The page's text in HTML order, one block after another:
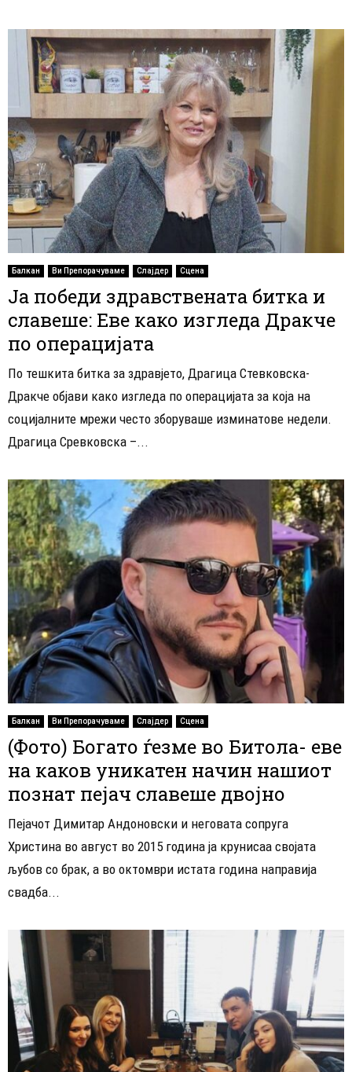
Балкан Ви Препорачуваме Слајдер Сцена
Ја победи здравствената битка и
славеше: Еве како изгледа Дракче
по операцијата
По тешкита битка за здравјето, Драгица Стевковска-
Дракче објави како изгледа по операцијата за која на
социјалните мрежи често зборуваше изминатове недели.
Драгица Сревковска –...
Балкан Ви Препорачуваме Слајдер Сцена
(Фото) Богато ѓезме во Битола- еве
на каков уникатен начин нашиот
познат пејач славеше двојно
Пејачот Димитар Андоновски и неговата сопруга
Христина во август во 2015 година ја крунисаа својата
љубов со брак, a во октомври истата година направија
свадба...